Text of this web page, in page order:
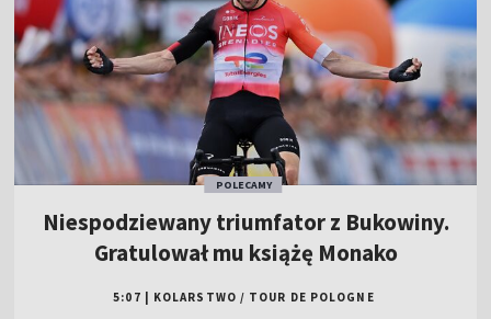
POLECAMY
Niespodziewany triumfator z Bukowiny.
Gratulował mu książę Monako
5:07 KOLARSTWO / TOUR DE POLOGNE